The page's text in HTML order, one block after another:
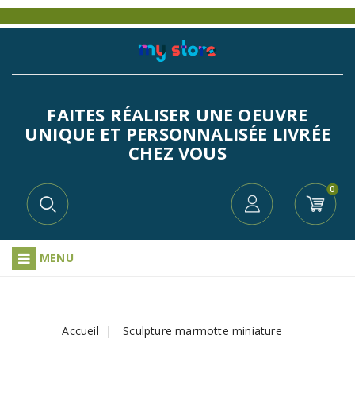
FAITES RÉALISER UNE OEUVRE
UNIQUE ET PERSONNALISÉE LIVRÉE
CHEZ VOUS
0
MENU
Accueil Sculpture marmotte miniature